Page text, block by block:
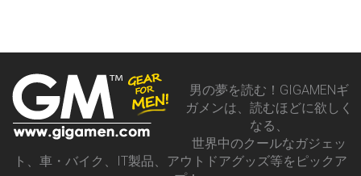
男の夢を読む！GIGAMENギ
ガメンは、読むほどに欲しく
なる、
世界中のクールなガジェッ
ト、車・バイク、IT製品、アウトドアグッズ等をピックア